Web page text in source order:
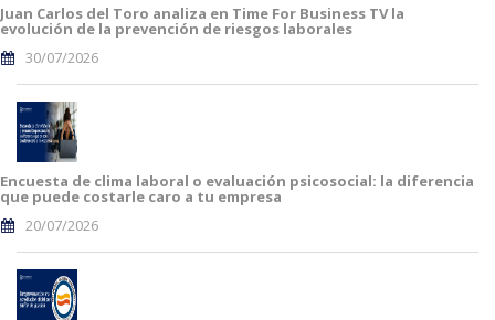
Juan Carlos del Toro analiza en Time For Business TV la
evolución de la prevención de riesgos laborales
30/07/2026
Encuesta de clima laboral o evaluación psicosocial: la diferencia
que puede costarle caro a tu empresa
20/07/2026